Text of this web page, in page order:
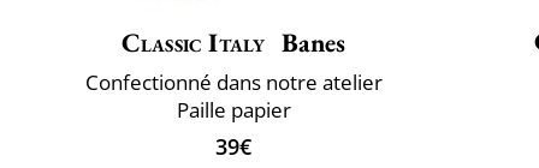
Classic Italy Banes
Confectionné dans notre atelier
Paille papier
39€